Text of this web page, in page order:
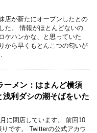
店が新たにオープンしたとの
た。 情報がほとんどないの
ケハンかな、と思っていた
から早くもとんこつの匂いが
ーメン：はまんど横須
浅利ダシの潮そばをいた
に閉店しています。 前回10
です。 Twitterの公式アカウ